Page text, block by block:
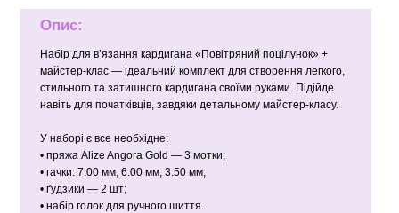
Опис:
Набір для в’язання кардигана «Повітряний поцілунок» +
майстер-клас — ідеальний комплект для створення легкого,
стильного та затишного кардигана своїми руками. Підійде
навіть для початківців, завдяки детальному майстер-класу.
У наборі є все необхідне:
• пряжа Alize Angora Gold — 3 мотки;
• гачки: 7.00 мм, 6.00 мм, 3.50 мм;
• ґудзики — 2 шт;
• набір голок для ручного шиття.